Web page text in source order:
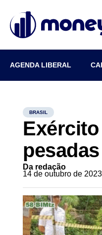
AGENDA LIBERAL
BRASIL
Da redação
14 de outubro de 2023